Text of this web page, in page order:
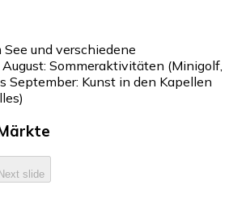
See und verschiedene
Sommeraktivitäten (Minigolf,
September: Kunst in den Kapellen
slide